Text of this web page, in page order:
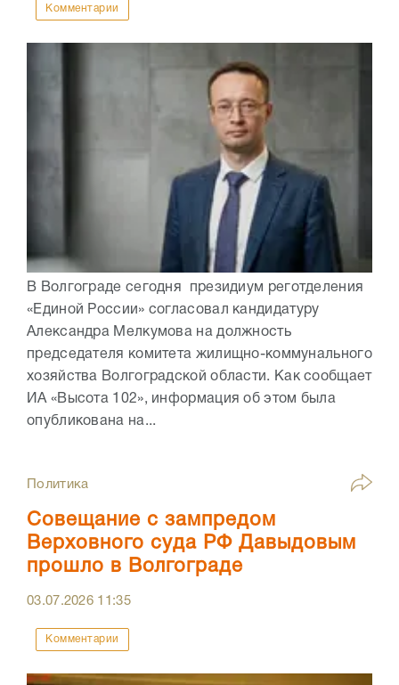
Комментарии
В Волгограде сегодня президиум реготделения
«Единой России» согласовал кандидатуру
Александра Мелкумова на должность
председателя комитета жилищно-коммунального
хозяйства Волгоградской области. Как сообщает
ИА «Высота 102», информация об этом была
опубликована на...
Политика
Совещание с зампредом
Верховного суда РФ Давыдовым
прошло в Волгограде
03.07.2026 11:35
Комментарии